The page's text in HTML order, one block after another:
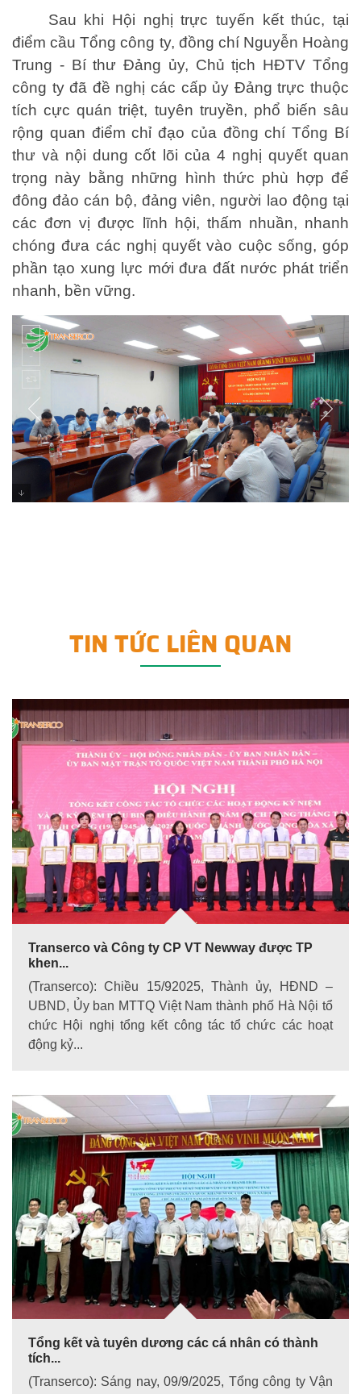
Sau khi Hội nghị trực tuyến kết thúc, tại
điểm cầu Tổng công ty, đồng chí Nguyễn Hoàng
Trung - Bí thư Đảng ủy, Chủ tịch HĐTV Tổng
công ty đã đề nghị các cấp ủy Đảng trực thuộc
tích cực quán triệt, tuyên truyền, phổ biến sâu
rộng quan điểm chỉ đạo của đồng chí Tổng Bí
thư và nội dung cốt lõi của 4 nghị quyết quan
trọng này bằng những hình thức phù hợp để
đông đảo cán bộ, đảng viên, người lao động tại
các đơn vị được lĩnh hội, thấm nhuần, nhanh
chóng đưa các nghị quyết vào cuộc sống, góp
phần tạo xung lực mới đưa đất nước phát triển
nhanh, bền vững.
TIN TỨC LIÊN QUAN
Transerco và Công ty CP VT Newway được TP
khen...
(Transerco): Chiều 15/92025, Thành ủy, HĐND –
UBND, Ủy ban MTTQ Việt Nam thành phố Hà Nội tổ
chức Hội nghị tổng kết công tác tổ chức các hoạt
động kỷ...
Tổng kết và tuyên dương các cá nhân có thành
tích...
(Transerco): Sáng nay, 09/9/2025, Tổng công ty Vận